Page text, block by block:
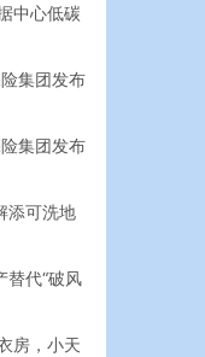
中心低碳
集团发布
集团发布
添可洗地
替代“破风
房，小天